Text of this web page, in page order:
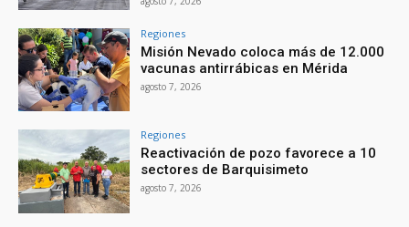
Regiones
Misión Nevado coloca más de 12.000
vacunas antirrábicas en Mérida
agosto 7, 2026
Regiones
Reactivación de pozo favorece a 10
sectores de Barquisimeto
agosto 7, 2026